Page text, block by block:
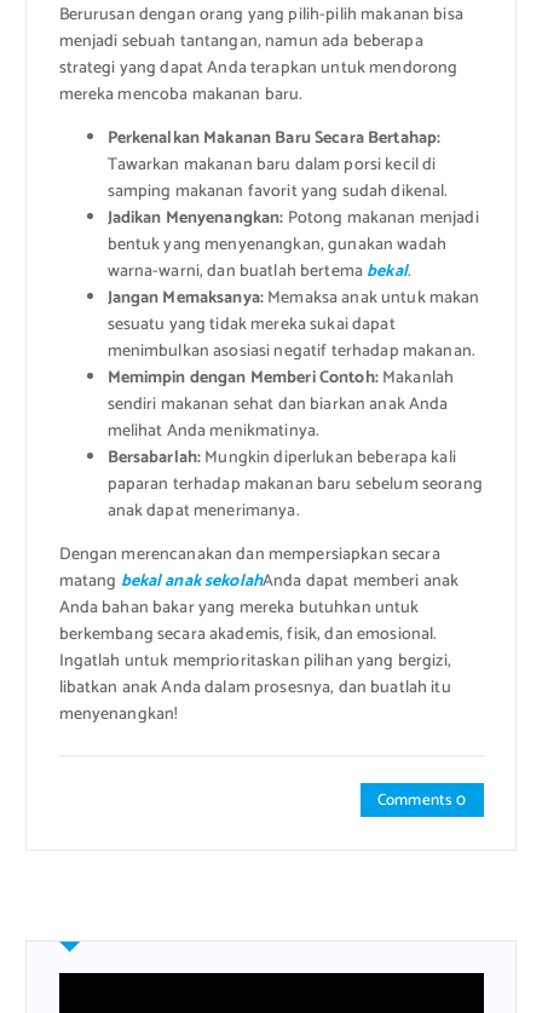
Berurusan dengan orang yang pilih-pilih makanan bisa
menjadi sebuah tantangan, namun ada beberapa
strategi yang dapat Anda terapkan untuk mendorong
mereka mencoba makanan baru.
Perkenalkan Makanan Baru Secara Bertahap:
Tawarkan makanan baru dalam porsi kecil di
samping makanan favorit yang sudah dikenal.
Jadikan Menyenangkan: Potong makanan menjadi
bentuk yang menyenangkan, gunakan wadah
warna-warni, dan buatlah bertemabekal.
Jangan Memaksanya:Memaksa anak untuk makan
sesuatu yang tidak mereka sukai dapat
menimbulkan asosiasi negatif terhadap makanan.
Memimpin dengan Memberi Contoh:Makanlah
sendiri makanan sehat dan biarkan anak Anda
melihat Anda menikmatinya.
Bersabarlah:Mungkin diperlukan beberapa kali
paparan terhadap makanan baru sebelum seorang
anak dapat menerimanya.
Dengan merencanakan dan mempersiapkan secara
matang bekal anak sekolahAnda dapat memberi anak
Anda bahan bakar yang mereka butuhkan untuk
berkembang secara akademis, fisik, dan emosional.
Ingatlah untuk memprioritaskan pilihan yang bergizi,
libatkan anak Anda dalam prosesnya, dan buatlah itu
menyenangkan!
Comments 0